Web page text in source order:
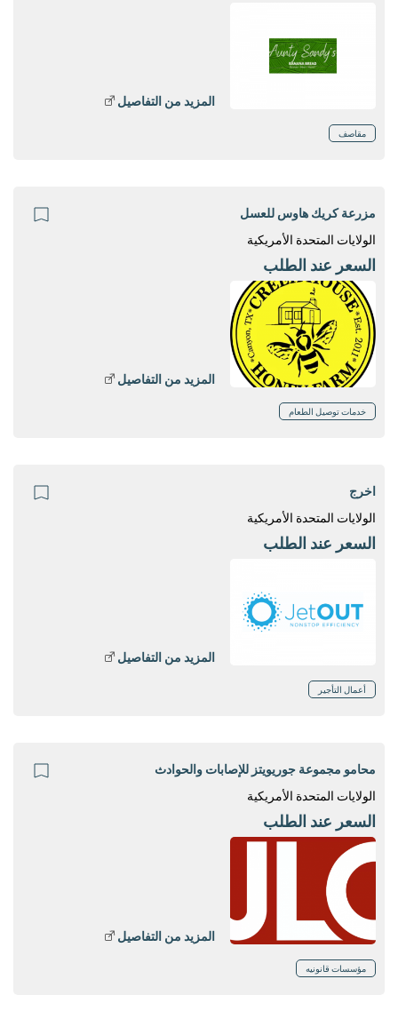
المزيد من التفاصيل
مقاصف
مزرعة كريك هاوس للعسل
الولايات المتحدة الأمريكية
السعر عند الطلب
المزيد من التفاصيل
خدمات توصيل الطعام
اخرج
الولايات المتحدة الأمريكية
السعر عند الطلب
المزيد من التفاصيل
أعمال التأجير
محامو مجموعة جوريويتز للإصابات والحوادث
الولايات المتحدة الأمريكية
السعر عند الطلب
المزيد من التفاصيل
مؤسسات قانونيه